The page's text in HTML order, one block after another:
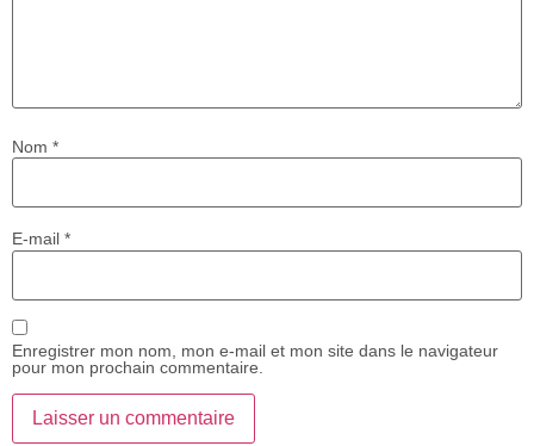
Nom *
E-mail *
Enregistrer mon nom, mon e-mail et mon site dans le navigateur
pour mon prochain commentaire.